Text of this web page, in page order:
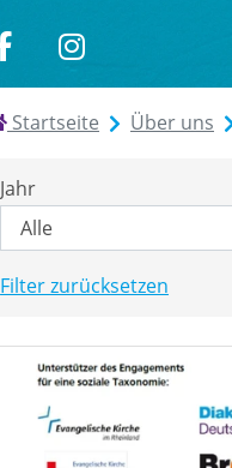
FacebookInstagram
Startseite Über uns
Jahr
Filter zurücksetzen